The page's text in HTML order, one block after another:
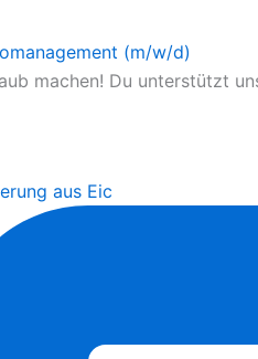
(m/w/d)
machen! Du unterstützt
aus Eic